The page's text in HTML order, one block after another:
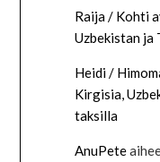
Raija / Kohti
Uzbekistan ja
Heidi /
Kirgisia,
taksilla
AnuPete